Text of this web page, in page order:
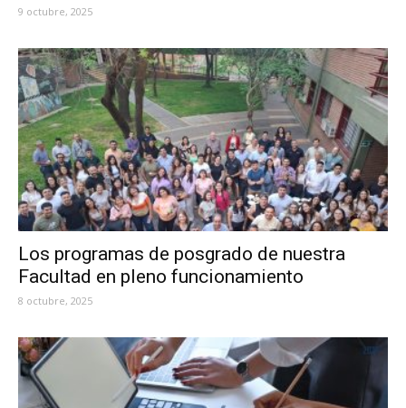
9 octubre, 2025
Los programas de posgrado de nuestra
Facultad en pleno funcionamiento
8 octubre, 2025